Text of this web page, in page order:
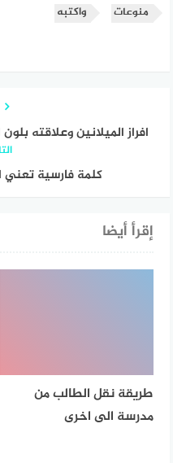
منوعات
واكتبه
افراز الميلانين وعلاقته
كلمة فارسية تعني
إقرأ أيضا
طريقة نقل الطالب من
مدرسة الى اخرى